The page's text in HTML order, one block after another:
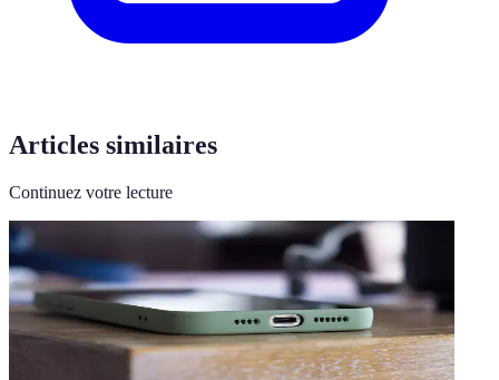
Articles similaires
Continuez votre lecture